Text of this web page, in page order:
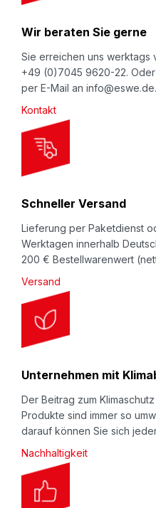
e
w
s
e
t
e
r
Wir beraten Sie gerne
Sie erreichen uns werktags
+49 (0)7045 9620-22.
per E-Mail an info@eswe.de.
Kontakt
Schneller Versand
Lieferung per Paketdienst
Werktagen innerhalb
200 € Bestellwarenwert
Versand
Unternehmen mit
Der Beitrag zum
Produkte sind immer so
darauf können Sie sich
Nachhaltigkeit